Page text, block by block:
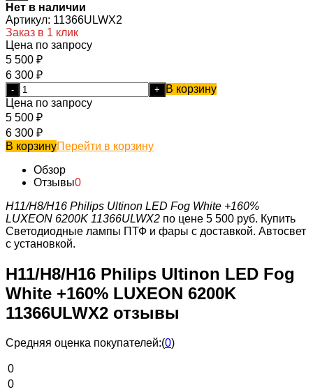
Нет в наличии
Артикул: 11366ULWX2
Заказ в 1 клик
Цена по запросу
5 500 ₽
6 300 ₽
- +
В корзину
Цена по запросу
5 500 ₽
6 300 ₽
В корзинуПерейти в корзину
Обзор
Отзывы0
H11/H8/H16 Philips Ultinon LED Fog White +160%
LUXEON 6200K 11366ULWX2 по цене 5 500 руб. Купить
Светодиодные лампы ПТФ и фары с доставкой. Автосвет
с установкой.
H11/H8/H16 Philips Ultinon LED Fog
White +160% LUXEON 6200K
11366ULWX2 отзывы
Средняя оценка покупателей:(0)
0
0